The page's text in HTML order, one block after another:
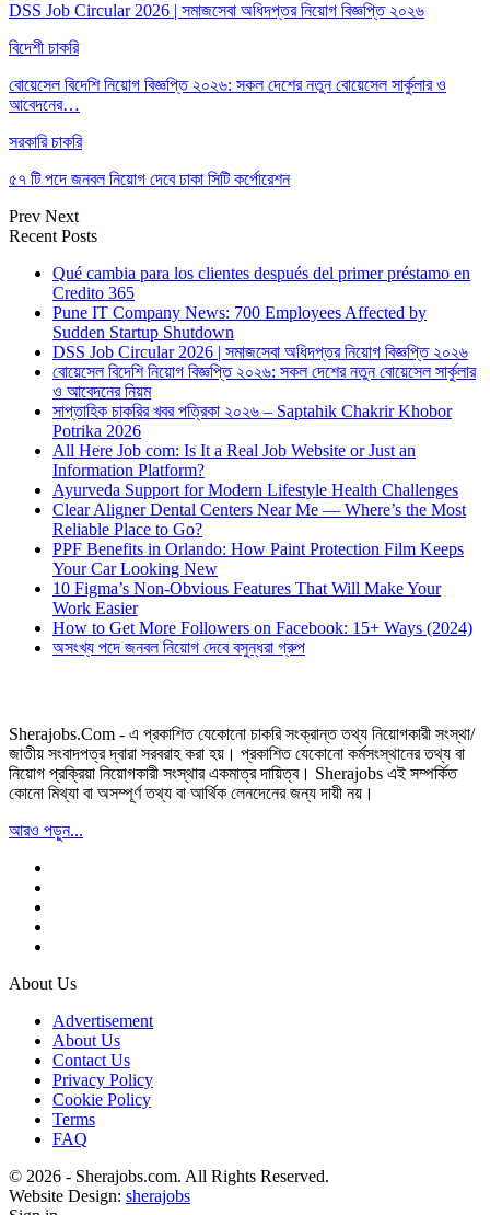
DSS Job Circular 2026 | সমাজসেবা অধিদপ্তর নিয়োগ বিজ্ঞপ্তি ২০২৬
বিদেশী চাকরি
বোয়েসেল বিদেশি নিয়োগ বিজ্ঞপ্তি ২০২৬: সকল দেশের নতুন বোয়েসেল সার্কুলার ও
আবেদনের…
সরকারি চাকরি
৫৭ টি পদে জনবল নিয়োগ দেবে ঢাকা সিটি কর্পোরেশন
Prev Next
Recent Posts
Qué cambia para los clientes después del primer préstamo en
Credito 365
Pune IT Company News: 700 Employees Affected by
Sudden Startup Shutdown
DSS Job Circular 2026 | সমাজসেবা অধিদপ্তর নিয়োগ বিজ্ঞপ্তি ২০২৬
বোয়েসেল বিদেশি নিয়োগ বিজ্ঞপ্তি ২০২৬: সকল দেশের নতুন বোয়েসেল সার্কুলার
ও আবেদনের নিয়ম
সাপ্তাহিক চাকরির খবর পত্রিকা ২০২৬ – Saptahik Chakrir Khobor
Potrika 2026
All Here Job com: Is It a Real Job Website or Just an
Information Platform?
Ayurveda Support for Modern Lifestyle Health Challenges
Clear Aligner Dental Centers Near Me — Where’s the Most
Reliable Place to Go?
PPF Benefits in Orlando: How Paint Protection Film Keeps
Your Car Looking New
10 Figma’s Non-Obvious Features That Will Make Your
Work Easier
How to Get More Followers on Facebook: 15+ Ways (2024)
অসংখ্য পদে জনবল নিয়োগ দেবে বসুন্ধরা গ্রুপ
Sherajobs.Com - এ প্রকাশিত যেকোনো চাকরি সংক্রান্ত তথ্য নিয়োগকারী সংস্থা/
জাতীয় সংবাদপত্র দ্বারা সরবরাহ করা হয়। প্রকাশিত যেকোনো কর্মসংস্থানের তথ্য বা
নিয়োগ প্রক্রিয়া নিয়োগকারী সংস্থার একমাত্র দায়িত্ব। Sherajobs এই সম্পর্কিত
কোনো মিথ্যা বা অসম্পূর্ণ তথ্য বা আর্থিক লেনদেনের জন্য দায়ী নয়।
আরও পড়ুন...
About Us
Advertisement
About Us
Contact Us
Privacy Policy
Cookie Policy
Terms
FAQ
© 2026 - Sherajobs.com. All Rights Reserved.
Website Design: sherajobs